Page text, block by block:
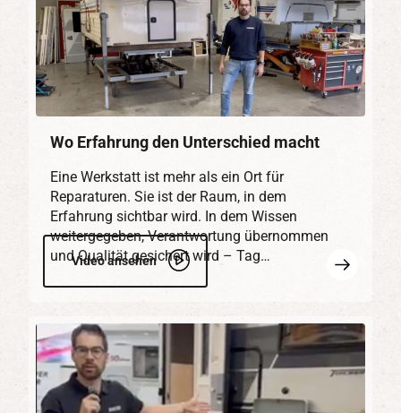
Video ansehen
Wo Erfahrung den Unterschied macht
Eine Werkstatt ist mehr als ein Ort für
Reparaturen. Sie ist der Raum, in dem
Erfahrung sichtbar wird. In dem Wissen
weitergegeben, Verantwortung übernommen
und Qualität gesichert wird – Tag…
erfahren